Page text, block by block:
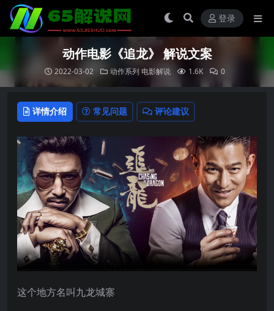
登录
动作电影《追龙》 解说文案
2022-03-02 动作系列 电影解说 1.6K 0
详情介绍 常见问题 评论建议
这个地方名叫九龙城寨